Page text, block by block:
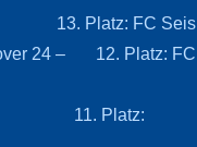
24 – 12. Platz: FC